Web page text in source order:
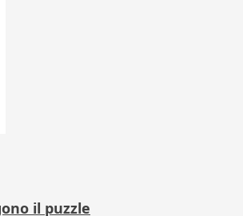
il puzzle